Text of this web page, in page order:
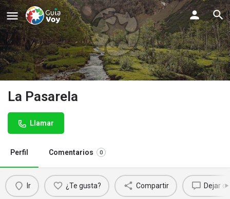
La Pasarela
Llamar
Perfil Comentarios 0
Ir ¿Te gusta? Compartir Dejar